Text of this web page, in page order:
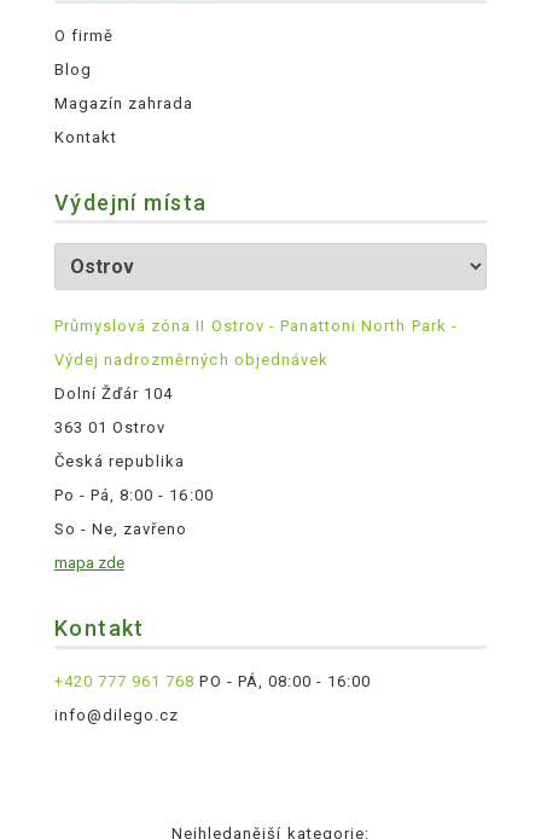
O firmě
Blog
Magazín zahrada
Kontakt
Výdejní místa
Průmyslová zóna II Ostrov - Panattoni North Park -
Výdej nadrozměrných objednávek
Dolní Žďár 104
363 01 Ostrov
Česká republika
Po - Pá, 8:00 - 16:00
So - Ne, zavřeno
mapa zde
Kontakt
+420 777 961 768 PO - PÁ, 08:00 - 16:00
info@dilego.cz
Nejhledanější kategorie: